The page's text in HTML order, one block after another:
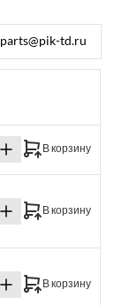
parts@pik-td.ru
В корзину
В корзину
В корзину